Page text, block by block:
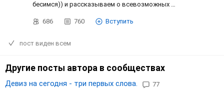
бесимся)) и рассказываем о всевозможных …
686 760 Вступить
пост виден всем
Другие посты автора в сообществах
Девиз на сегодня - три первых слова. 77